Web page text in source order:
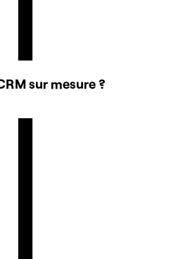
sur mesure ?